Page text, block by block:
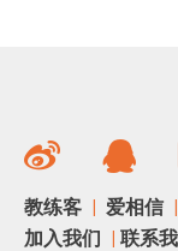
教练客 | 爱相信 |
加入我们 | 联系